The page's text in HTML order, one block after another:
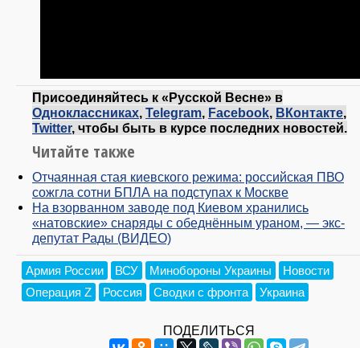
Присоединяйтесь к «Русской Весне» в
Одноклассниках, Telegram, Facebook, ВКонтакте,
Twitter, чтобы быть в курсе последних новостей.
Читайте также
Отчаянная стая киевского режима: российская ПВО
сожгла сотни БПЛА на подступах к Москве
На взорванном заводе под Киевом хранились
«натовские» снаряды с обеднённым ураном, — экс-
депутат Рады (ВИДЕО)
Армия России ВСУ Минобороны Украины
Новости
Операция Z
Россия Сводки с фронта Украина
ПОДЕЛИТЬСЯ